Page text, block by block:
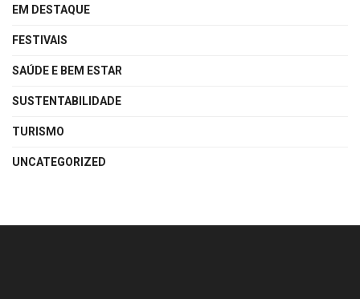
EM DESTAQUE
FESTIVAIS
SAÚDE E BEM ESTAR
SUSTENTABILIDADE
TURISMO
UNCATEGORIZED